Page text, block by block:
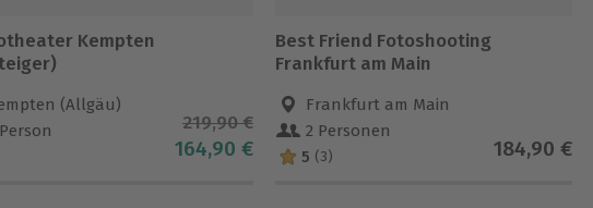
Kempten
(Allgäu)
219,90 €
164,90 €
Best Friend Fotoshooting
Frankfurt am Main
Frankfurt am Main
2 Personen
5 (3) 184,90 €